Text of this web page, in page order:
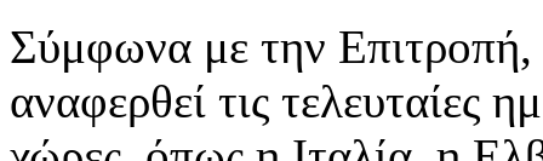
Σύμφωνα με την Επιτροπή,
αναφερθεί τις τελευταίες